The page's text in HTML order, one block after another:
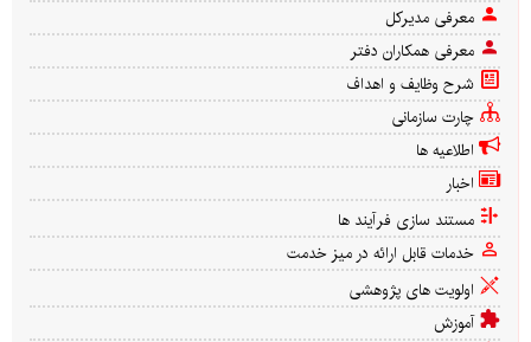
معرفی مدیركل
معرفی همکاران دفتر
شرح وظایف و اهداف
چارت سازمانی
اطلاعیه ها
اخبار
مستند سازی فرآیند ها
خدمات قابل ارائه در میز خدمت
اولویت های پژوهشی
آموزش